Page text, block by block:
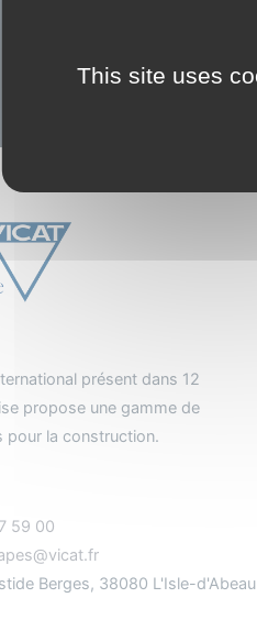
présent dans 12
propose une gamme de
pour la construction.
59 00
Berges, 38080 L'Isle-d'Abeau
This site uses